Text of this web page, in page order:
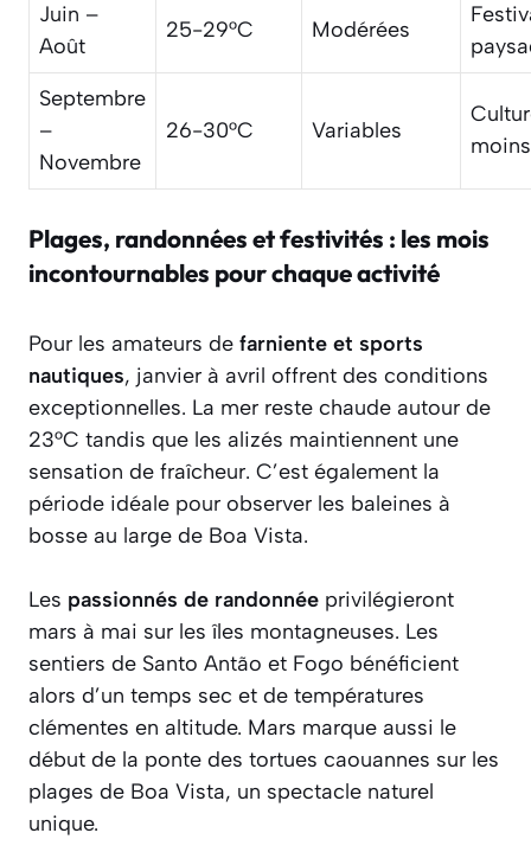
Juin –
Août
25-29°C Modérées
Septembre
–
Novembre
26-30°C Variables
Plages, randonnées et festivités : les mois
incontournables pour chaque activité
Pour les amateurs de farniente et sports
nautiques, janvier à avril offrent des conditions
exceptionnelles. La mer reste chaude autour de
23°C tandis que les alizés maintiennent une
sensation de fraîcheur. C’est également la
période idéale pour observer les baleines à
bosse au large de Boa Vista.
Les passionnés de randonnée privilégieront
mars à mai sur les îles montagneuses. Les
sentiers de Santo Antão et Fogo bénéficient
alors d’un temps sec et de températures
clémentes en altitude. Mars marque aussi le
début de la ponte des tortues caouannes sur les
plages de Boa Vista, un spectacle naturel
unique.